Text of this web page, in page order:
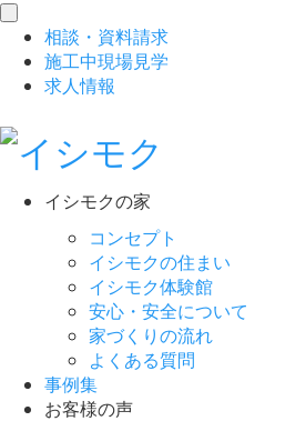
toggle
navigation
相談 ・ 資料請求
施工中現場見学
求人情報
イシモクの家
コンセプト
イシモクの住まい
イシモク体験館
安心・安全について
家づくりの流れ
よくある質問
事例集
お客様の声